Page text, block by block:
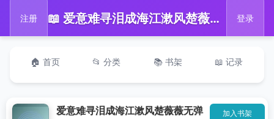
注册 📖 爱意难寻泪成海江漱风楚薇薇无弹窗全文免费阅读_最新推荐小说爱意难寻泪成海(江漱风楚薇薇) 登录
🏠 首页 📂 分类 📚 书架 📖 记录
爱意难寻泪成海江漱风楚薇薇无弹
加入书架